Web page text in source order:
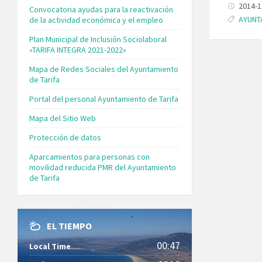
2014-
Tags:
Convocatoria ayudas para la reactivación
de la actividad económica y el empleo
Plan Municipal de Inclusión Sociolaboral
«TARIFA INTEGRA 2021-2022»
Mapa de Redes Sociales del Ayuntamiento
de Tarifa
Portal del personal Ayuntamiento de Tarifa
Mapa del Sitio Web
Protección de datos
Aparcamientos para personas con
movilidad reducida PMR del Ayuntamiento
de Tarifa
EL TIEMPO
Local Time 00:47